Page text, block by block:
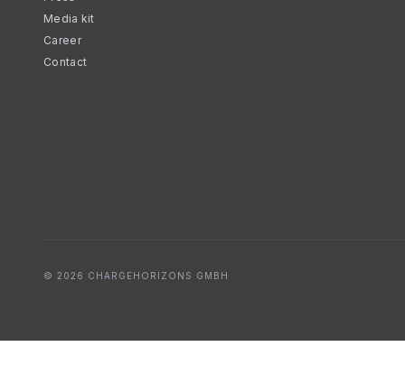
Media kit
Career
Contact
© 2026 CHARGEHORIZONS GMBH